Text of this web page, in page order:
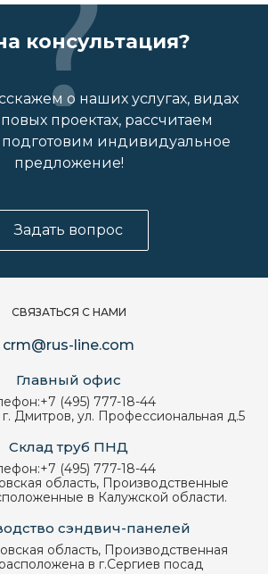
консультация?
о наших услугах, видах
проектах, рассчитаем
подготовим индивидуальное
предложение!
Задать вопрос
СВЯЗАТЬСЯ С НАМИ
crm@rus-line.com
Главный офис
+7 (495) 777-18-44
г. Дмитров, ул. Профессиональная д.5
Склад труб ПНД
+7 (495) 777-18-44
область, Производственные
в Калужской области.
сэндвич-панелей
область, Производственная
в г.Сергиев посад